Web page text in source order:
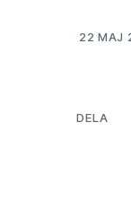
22 MAJ
DELA